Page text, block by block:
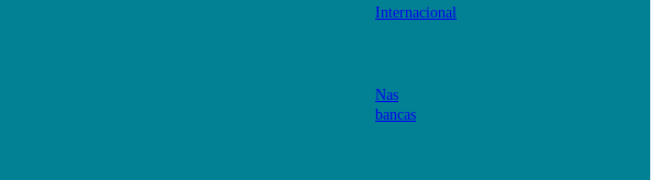
Internacional
Nas
bancas